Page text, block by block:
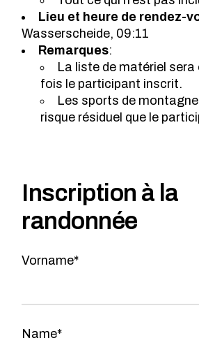
Lieu et heure de rendez-
Wasserscheide, 09:11
Remarques:
La liste de matériel sera
fois le participant inscrit.
Les sports de
risque résiduel que le
Inscription à la
randonnée
Vorname*
Name*